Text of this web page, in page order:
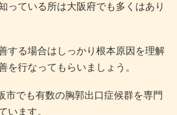
っている所は大阪府でも多くはあり
する場合はしっかり根本原因を理解
を行なってもらいましょう。
市でも有数の胸郭出口症候群を専門
います。